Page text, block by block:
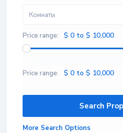
Комнаты
Price range: $ 0 to $ 10,000
Price range: $ 0 to $ 10,000
More Search Options